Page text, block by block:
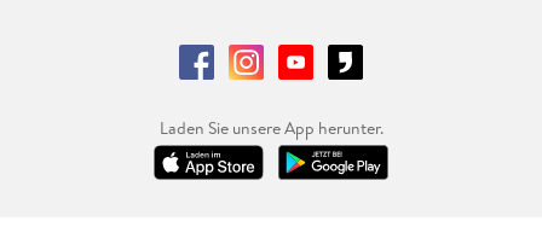
Laden Sie unsere App herunter.